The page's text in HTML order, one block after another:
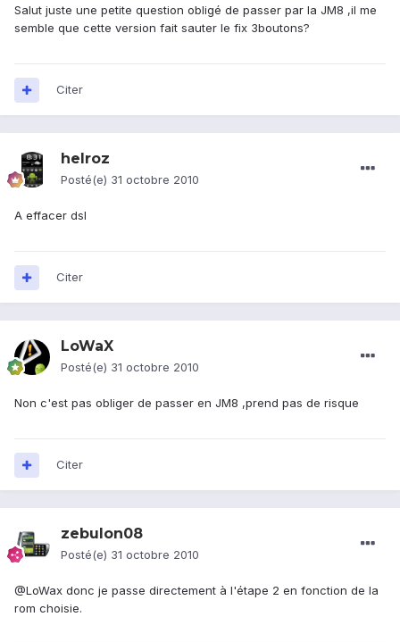
Salut juste une petite question obligé de passer par la JM8 ,il me
semble que cette version fait sauter le fix 3boutons?
Citer
helroz
Posté(e) 31 octobre 2010
A effacer dsl
Citer
LoWaX
Posté(e) 31 octobre 2010
Non c'est pas obliger de passer en JM8 ,prend pas de risque
Citer
zebulon08
Posté(e) 31 octobre 2010
@LoWax donc je passe directement à l'étape 2 en fonction de la
rom choisie.